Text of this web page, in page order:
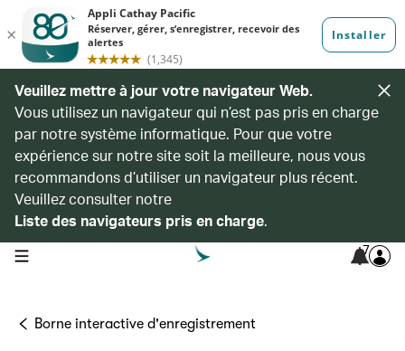
Veuillez mettre à jour votre navigateur Web.
Vous utilisez un navigateur qui n’est pas pris en charge
par notre système informatique. Pour que votre
expérience sur notre site soit la meilleure, nous vous
recommandons d’utiliser un navigateur plus récent.
Veuillez consulter notre
Liste des navigateurs pris en charge.
open navigation menu 7
Borne interactive d'enregistrement